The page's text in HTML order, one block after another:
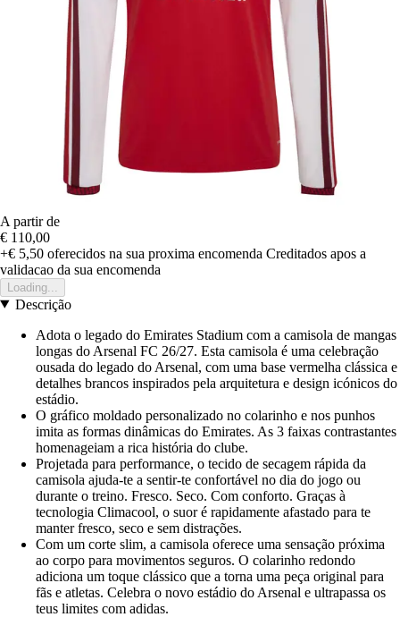
A partir de
€ 110,00
+€ 5,50 oferecidos na sua proxima encomenda Creditados apos a
validacao da sua encomenda
Loading...
Descrição
Adota o legado do Emirates Stadium com a camisola de mangas
longas do Arsenal FC 26/27. Esta camisola é uma celebração
ousada do legado do Arsenal, com uma base vermelha clássica e
detalhes brancos inspirados pela arquitetura e design icónicos do
estádio.
O gráfico moldado personalizado no colarinho e nos punhos
imita as formas dinâmicas do Emirates. As 3 faixas contrastantes
homenageiam a rica história do clube.
Projetada para performance, o tecido de secagem rápida da
camisola ajuda-te a sentir-te confortável no dia do jogo ou
durante o treino. Fresco. Seco. Com conforto. Graças à
tecnologia Climacool, o suor é rapidamente afastado para te
manter fresco, seco e sem distrações.
Com um corte slim, a camisola oferece uma sensação próxima
ao corpo para movimentos seguros. O colarinho redondo
adiciona um toque clássico que a torna uma peça original para
fãs e atletas. Celebra o novo estádio do Arsenal e ultrapassa os
teus limites com adidas.